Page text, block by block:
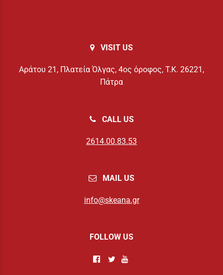
VISIT US
Αράτου 21, Πλατεία Όλγας, 4ος όροφος, Τ.Κ. 26221,
Πάτρα
CALL US
2614.00.83.53
MAIL US
info@skeana.gr
FOLLOW US